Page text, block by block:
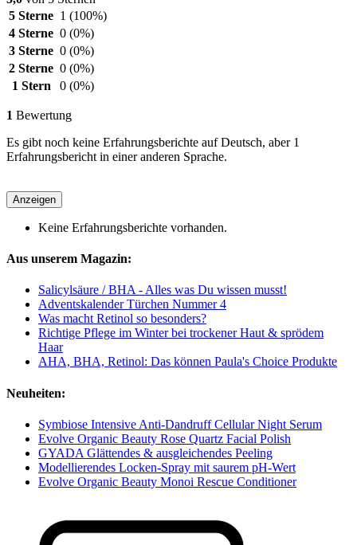
5 Sterne 1 (100%)
4 Sterne 0 (0%)
3 Sterne 0 (0%)
2 Sterne 0 (0%)
1 Stern
0 (0%)
1 Bewertung
Es gibt noch keine Erfahrungsberichte auf Deutsch, aber 1
Erfahrungsbericht in einer anderen Sprache.
Anzeigen
Keine Erfahrungsberichte vorhanden.
Aus unserem Magazin:
Salicylsäure / BHA - Alles was Du wissen musst!
Adventskalender Türchen Nummer 4
Was macht Retinol so besonders?
Richtige Pflege im Winter bei trockener Haut & sprödem
Haar
AHA, BHA, Retinol: Das können Paula's Choice Produkte
Neuheiten:
Symbiose Intensive Anti-Dandruff Cellular Night Serum
Evolve Organic Beauty Rose Quartz Facial Polish
GYADA Glättendes & ausgleichendes Peeling
Modellierendes Locken-Spray mit saurem pH-Wert
Evolve Organic Beauty Monoi Rescue Conditioner